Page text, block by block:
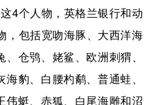
青海 宁夏
黑龙江
个人物，英格兰银行和动
，包括宽吻海豚、大西洋海
仓鸮、姥鲨、欧洲刺猬、
豹、白腰杓鹬、普通蛙、
伟蜓、赤狐、白尾海雕和沼